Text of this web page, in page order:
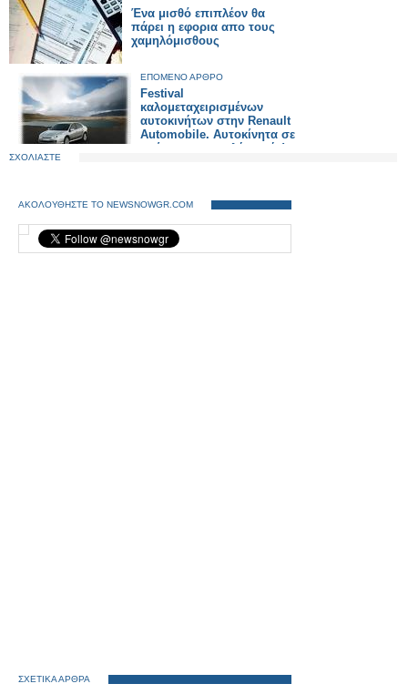
Ένα μισθό επιπλέον θα
πάρει η εφορια απο τους
χαμηλόμισθους
ΕΠΟΜΕΝΟ ΑΡΘΡΟ
Festival
καλομεταχειρισμένων
αυτοκινήτων στην Renault
Automobile. Αυτοκίνητα σε
απίστευτα χαμηλές τιμές!
ΣΧΟΛΙΑΣΤΕ
ΑΚΟΛΟΥΘΗΣΤΕ ΤΟ NEWSNOWGR.COM
ΣΧΕΤΙΚΑ ΑΡΘΡΑ